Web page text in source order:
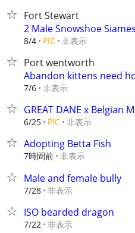
Fort Stewart
2 Male Snowshoe
8/4 PIC 非表示
Port wentworth
Abandon kittens need
7/6 非表示
GREAT DANE x Belgian
6/25 PIC 非表示
Adopting Betta Fish
7時間前 非表示
Male and female bully
7/28 非表示
ISO bearded dragon
7/22 非表示